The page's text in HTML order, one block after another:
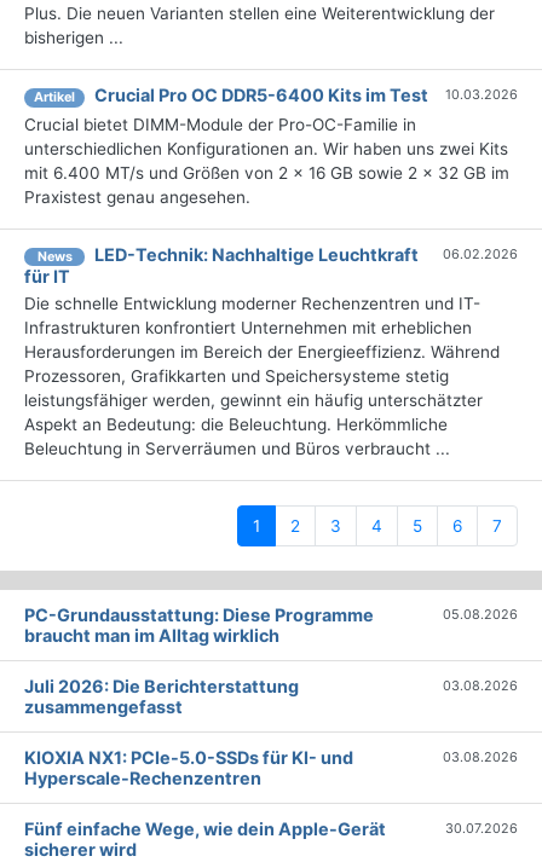
Plus. Die neuen Varianten stellen eine Weiterentwicklung der
bisherigen ...
Artikel Crucial Pro OC DDR5-6400 Kits im Test 10.03.2026
Crucial bietet DIMM-Module der Pro-OC-Familie in
unterschiedlichen Konfigurationen an. Wir haben uns zwei Kits
mit 6.400 MT/s und Größen von 2 x 16 GB sowie 2 x 32 GB im
Praxistest genau angesehen.
News
LED-Technik: Nachhaltige Leuchtkraft
für IT
06.02.2026
Die schnelle Entwicklung moderner Rechenzentren und IT-
Infrastrukturen konfrontiert Unternehmen mit erheblichen
Herausforderungen im Bereich der Energieeffizienz. Während
Prozessoren, Grafikkarten und Speichersysteme stetig
leistungsfähiger werden, gewinnt ein häufig unterschätzter
Aspekt an Bedeutung: die Beleuchtung. Herkömmliche
Beleuchtung in Serverräumen und Büros verbraucht ...
1 (current)
2 3 4 5 6 7
PC-Grundausstattung: Diese Programme
braucht man im Alltag wirklich
05.08.2026
Juli 2026: Die Bericht­erstattung
zusammengefasst
03.08.2026
KIOXIA NX1: PCIe-5.0-SSDs für KI- und
Hyperscale-Rechenzentren
03.08.2026
Fünf einfache Wege, wie dein Apple-Gerät
sicherer wird
30.07.2026